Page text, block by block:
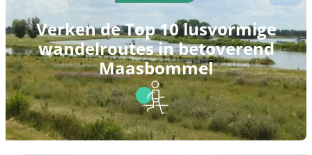
Verken de Top 10 lusvormige
wandelroutes in betoverend
Maasbommel